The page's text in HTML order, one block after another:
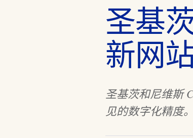
圣基
新网
圣基茨和尼维斯
见的数字化精度